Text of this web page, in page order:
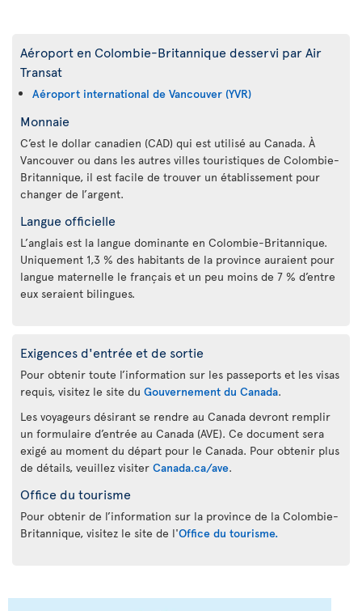
Aéroport en Colombie-Britannique desservi par Air
Transat
Aéroport international de Vancouver (YVR)
Monnaie
C’est le dollar canadien (CAD) qui est utilisé au Canada. À
Vancouver ou dans les autres villes touristiques de Colombie-
Britannique, il est facile de trouver un établissement pour
changer de l’argent.
Langue officielle
L’anglais est la langue dominante en Colombie-Britannique.
Uniquement 1,3 % des habitants de la province auraient pour
langue maternelle le français et un peu moins de 7 % d’entre
eux seraient bilingues.
Exigences d'entrée et de sortie
Pour obtenir toute l’information sur les passeports et les visas
requis, visitez le site du Gouvernement du Canada.
Les voyageurs désirant se rendre au Canada devront remplir
un formulaire d’entrée au Canada (AVE). Ce document sera
exigé au moment du départ pour le Canada. Pour obtenir plus
de détails, veuillez visiter Canada.ca/ave.
Office du tourisme
Pour obtenir de l’information sur la province de la Colombie-
Britannique, visitez le site de l'Office du tourisme.